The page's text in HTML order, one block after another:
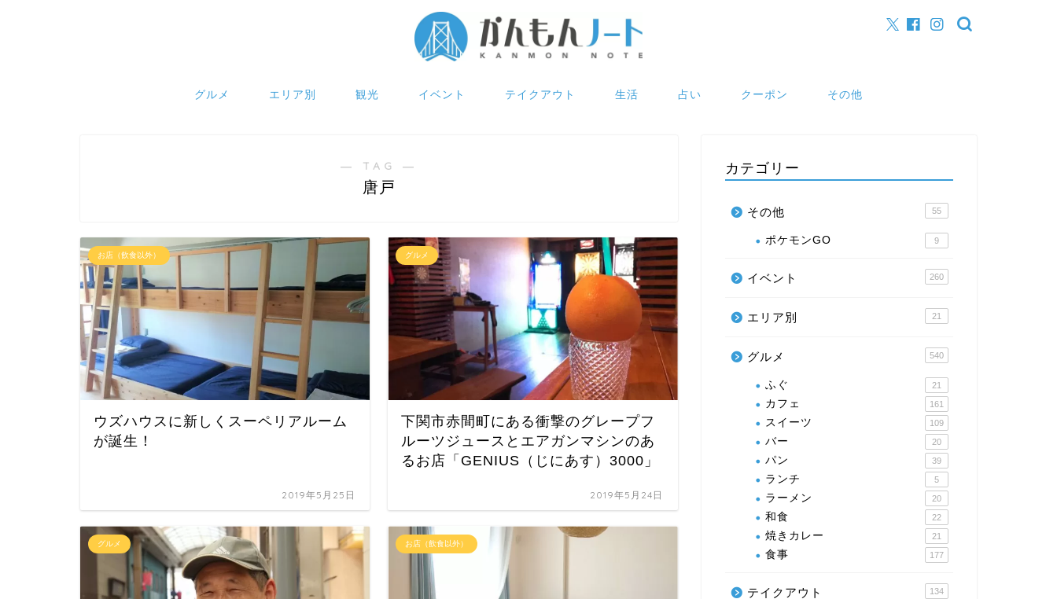
グルメ エリア別 観光 イベント テイクアウト 生活 占い クーポン その他
― TAG ―
唐戸
お店（飲食以外）
ウズハウスに新しくスーペリアルーム
が誕生！
2019年5月25日
グルメ
下関市赤間町にある衝撃のグレープフ
ルーツジュースとエアガンマシンのあ
るお店「GENIUS（じにあす）3000」
2019年5月24日
グルメ お店（飲食以外）
カテゴリー
その他 55
ポケモンGO 9
イベント 260
エリア別 21
グルメ 540
ふぐ 21
カフェ 161
スイーツ 109
バー 20
パン 39
ランチ 5
ラーメン 20
和食 22
焼きカレー 21
食事 177
テイクアウト 134